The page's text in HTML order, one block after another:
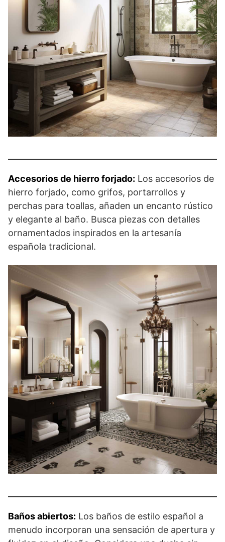
Accesorios de hierro forjado: Los accesorios de
hierro forjado, como grifos, portarrollos y
perchas para toallas, añaden un encanto rústico
y elegante al baño. Busca piezas con detalles
ornamentados inspirados en la artesanía
española tradicional.
Baños abiertos: Los baños de estilo español a
menudo incorporan una sensación de apertura y